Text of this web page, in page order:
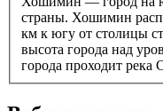
страны. Хошимин
км к югу от столицы
высота города над
города проходит